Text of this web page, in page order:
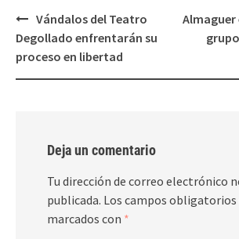
Post
navigation
Vándalos del Teatro
Degollado enfrentarán su
proceso en libertad
Almaguer
Deja un comentario
Tu dirección de correo electrónico
publicada. Los campos obligatorios
marcados con *